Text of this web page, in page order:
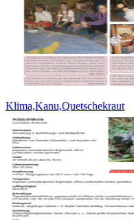
Klima,Kanu,Quetschekraut